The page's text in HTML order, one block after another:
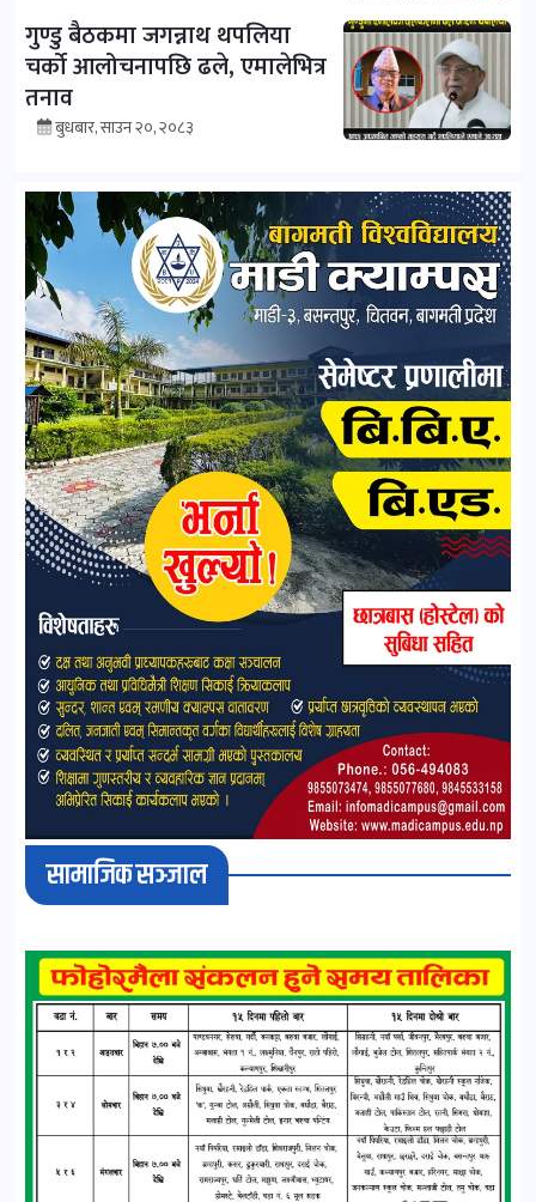
गुण्डु बैठकमा जगन्नाथ थपलिया
चर्को आलोचनापछि ढले, एमालेभित्र
तनाव
बुधबार, साउन २०, २०८३
सामाजिक सञ्जाल